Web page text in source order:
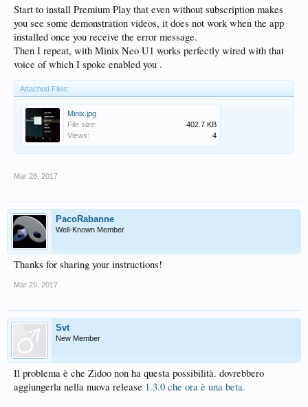
Start to install Premium Play that even without subscription makes
you see some demonstration videos, it does not work when the app
installed once you receive the error message.
Then I repeat, with Minix Neo U1 works perfectly wired with that
voice of which I spoke enabled you .
Attached Files:
Minix.jpg
File size:
402.7 KB
Views:
4
Mar 28, 2017
PacoRabanne
Well-Known Member
Thanks for sharing your instructions!
Mar 29, 2017
Svt
New Member
Il problema è che Zidoo non ha questa possibilità. dovrebbero
aggiungerla nella nuova release 1.3.0 che ora è una beta.